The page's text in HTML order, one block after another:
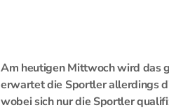
Am heutigen Mittwoch wird das
erwartet die Sportler allerdings
wobei sich nur die Sportler